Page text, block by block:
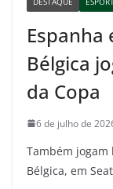
Espanha
Bélgica
da Copa
6 de julho de
Também jogam
Bélgica, em